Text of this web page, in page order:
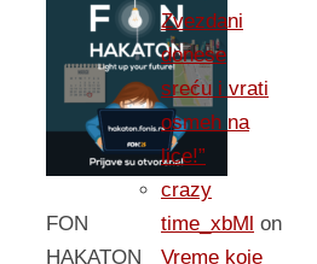
FON
HAKATON
Zvezdani
donese
sreću i vrati
osmeh na
lice!”
crazy
time_xbMl on
Vreme koje